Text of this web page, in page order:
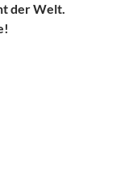
der Welt.